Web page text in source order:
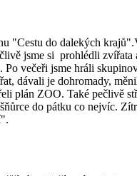
"Cestu do dalekých
jsme si prohlédli zvířata
Po večeři jsme hráli
dávali je dohromady,
plán ZOO. Také pečlivě
do pátku co nejvíc.